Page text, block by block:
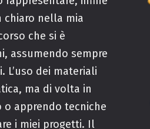
chiaro nella mia
che si è
assumendo sempre
L’uso dei materiali
ma di volta in
apprendo tecniche
i miei progetti. Il